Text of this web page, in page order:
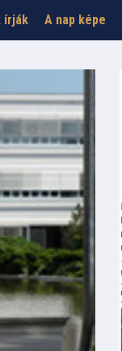
írják A nap képe